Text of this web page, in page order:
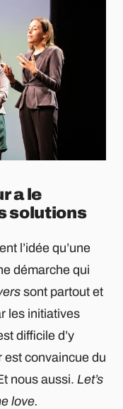
a le
solutions
l’idée qu’une
démarche qui
sont partout et
les initiatives
difficile d’y
est convaincue du
nous aussi. Let’s
love.